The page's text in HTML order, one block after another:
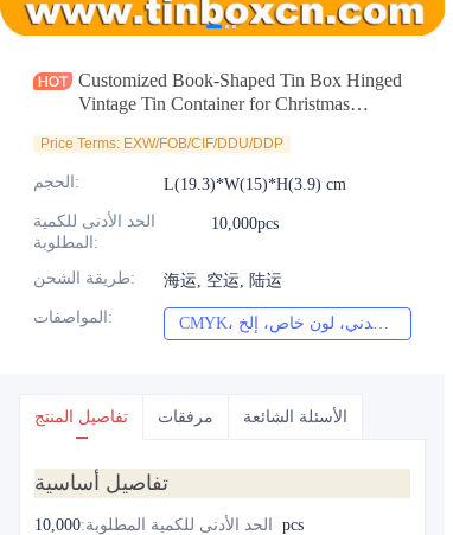
Customized Book-Shaped Tin Box Hinged
Vintage Tin Container for Christmas
Price Terms: EXW/FOB/CIF/DDU/DDP
الحجم : L(19.3)*W(15)*H(3.9) cm
الحد الأدنى للكمية
المطلوبة :
10,000pcs
طريقة الشحن: 海运, 空运, 陆运
المواصفات : CMYK، بانتون، معدني، لون خاص، إلخ
تفاصيل المنتج مرفقات الأسئلة الشائعة
تفاصيل أساسية
الحد الأدنى للكمية المطلوبة: 10,000pcs